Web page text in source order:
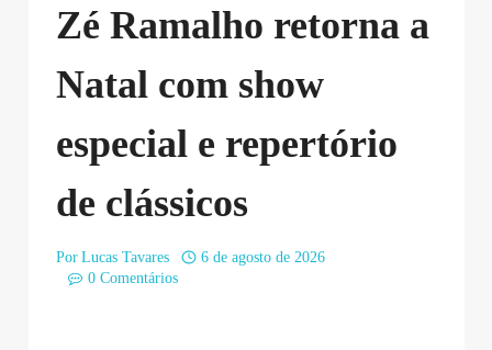
Zé Ramalho retorna a
Natal com show
especial e repertório
de clássicos
Por Lucas Tavares
6 de agosto de 2026
0 Comentários